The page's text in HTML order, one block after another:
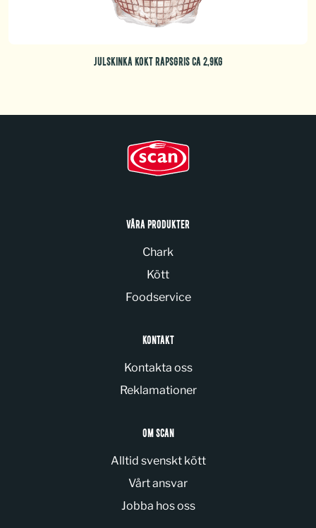
JULSKINKA KOKT RAPSGRIS CA 2,9KG
VÅRA PRODUKTER
Chark
Kött
Foodservice
KONTAKT
Kontakta oss
Reklamationer
OM SCAN
Alltid svenskt kött
Vårt ansvar
Jobba hos oss